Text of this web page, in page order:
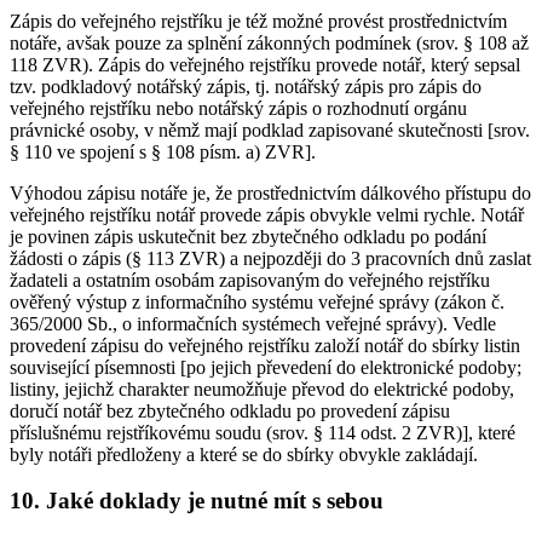
Zápis do veřejného rejstříku je též možné provést prostřednictvím
notáře, avšak pouze za splnění zákonných podmínek (srov. § 108 až
118 ZVR). Zápis do veřejného rejstříku provede notář, který sepsal
tzv. podkladový notářský zápis, tj. notářský zápis pro zápis do
veřejného rejstříku nebo notářský zápis o rozhodnutí orgánu
právnické osoby, v němž mají podklad zapisované skutečnosti [srov.
§ 110 ve spojení s § 108 písm. a) ZVR].
Výhodou zápisu notáře je, že prostřednictvím dálkového přístupu do
veřejného rejstříku notář provede zápis obvykle velmi rychle. Notář
je povinen zápis uskutečnit bez zbytečného odkladu po podání
žádosti o zápis (§ 113 ZVR) a nejpozději do 3 pracovních dnů zaslat
žadateli a ostatním osobám zapisovaným do veřejného rejstříku
ověřený výstup z informačního systému veřejné správy (zákon č.
365/2000 Sb., o informačních systémech veřejné správy). Vedle
provedení zápisu do veřejného rejstříku založí notář do sbírky listin
související písemnosti [po jejich převedení do elektronické podoby;
listiny, jejichž charakter neumožňuje převod do elektrické podoby,
doručí notář bez zbytečného odkladu po provedení zápisu
příslušnému rejstříkovému soudu (srov. § 114 odst. 2 ZVR)], které
byly notáři předloženy a které se do sbírky obvykle zakládají.
10. Jaké doklady je nutné mít s sebou